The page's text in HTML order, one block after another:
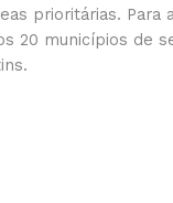
prioritárias. Para
20 municípios de